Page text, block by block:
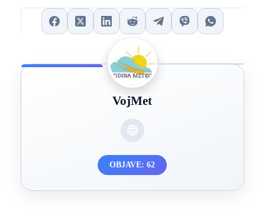
VojMet
OBJAVE: 62